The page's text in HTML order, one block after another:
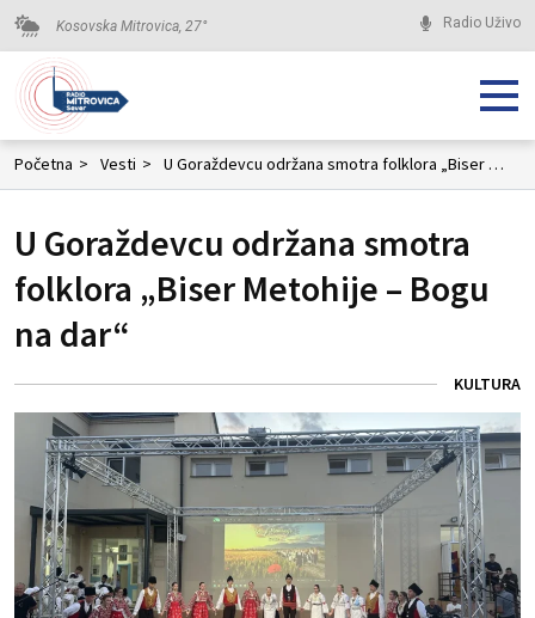
Kosovska Mitrovica, 27° Radio Uživo
Početna > Vesti > U Goraždevcu održana smotra folklora „Biser Metohije – Bogu na dar“
U Goraždevcu održana smotra
folklora „Biser Metohije – Bogu
na dar“
KULTURA